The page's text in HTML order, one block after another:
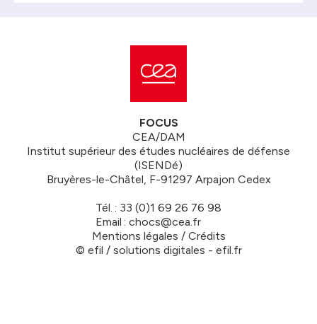
FOCUS
CEA/DAM
Institut supérieur des études nucléaires de défense
(ISENDé)
Bruyères-le-Châtel, F-91297 Arpajon Cedex
Tél. : 33 (0)1 69 26 76 98
Email : chocs@cea.fr
Mentions légales / Crédits
© efil / solutions digitales - efil.fr